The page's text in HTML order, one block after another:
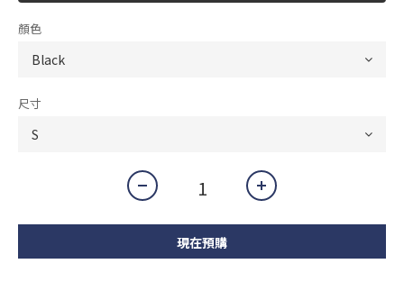
顏色
尺寸
現在預購